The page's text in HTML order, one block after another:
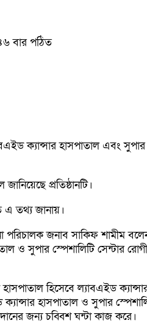
বার পঠিত
ক্যান্সার হাসপাতাল এবং
প্রতিষ্ঠানটি।
এ তথ্য জানায়।
পরিচালক জনাব সাকিফ শামীম
ও সুপার স্পেশালিটি সেন্টার
হাসপাতাল হিসেবে ল্যাবএইড
হাসপাতাল ও সুপার
জন্য চব্বিশ ঘন্টা কাজ করে।